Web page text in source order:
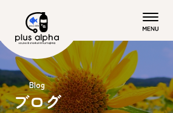
Blog
ブログ